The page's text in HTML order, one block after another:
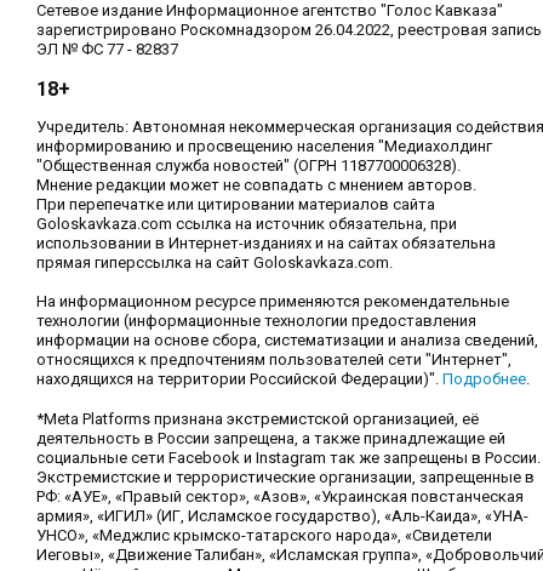
Сетевое издание Информационное агентство "Голос Кавказа"
зарегистрировано Роскомнадзором 26.04.2022, реестровая запись
ЭЛ № ФС 77 - 82837
18+
Учредитель: Автономная некоммерческая организация содействия
информированию и просвещению населения "Медиахолдинг
"Общественная служба новостей" (ОГРН 1187700006328).
Мнение редакции может не совпадать с мнением авторов.
При перепечатке или цитировании материалов сайта
Goloskavkaza.com ссылка на источник обязательна, при
использовании в Интернет-изданиях и на сайтах обязательна
прямая гиперссылка на сайт Goloskavkaza.com.
На информационном ресурсе применяются рекомендательные
технологии (информационные технологии предоставления
информации на основе сбора, систематизации и анализа сведений,
относящихся к предпочтениям пользователей сети "Интернет",
находящихся на территории Российской Федерации)". Подробнее.
*Meta Platforms признана экстремистской организацией, её
деятельность в России запрещена, а также принадлежащие ей
социальные сети Facebook и Instagram так же запрещены в России.
Экстремистские и террористические организации, запрещенные в
РФ: «АУЕ», «Правый сектор», «Азов», «Украинская повстанческая
армия», «ИГИЛ» (ИГ, Исламское государство), «Аль-Каида», «УНА-
УНСО», «Меджлис крымско-татарского народа», «Свидетели
Иеговы», «Движение Талибан», «Исламская группа»,